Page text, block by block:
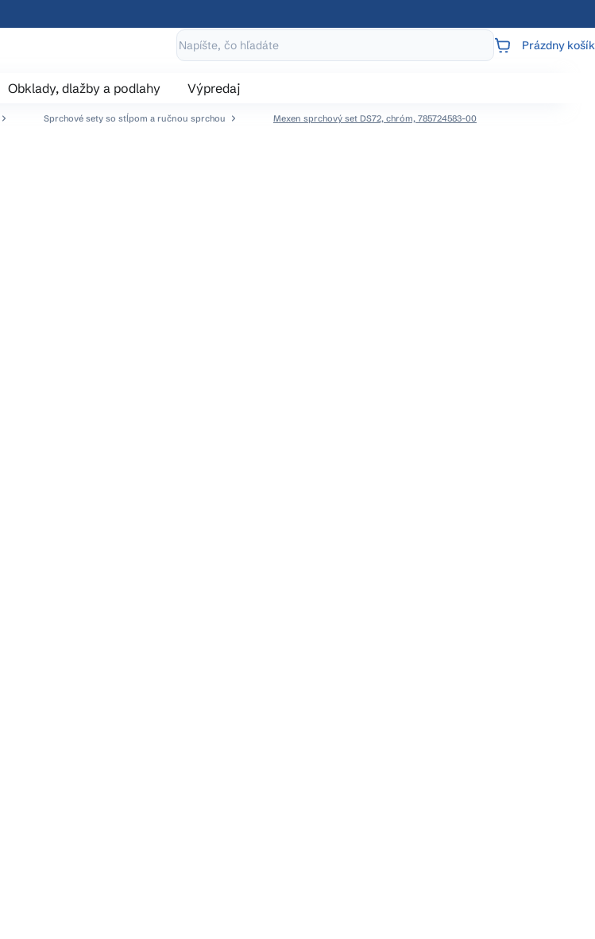
NÁKUPNÝ
Prázdny košík
Obklady, dlažby a podlahy Výpredaj
Sprchové sety so stĺpom a ručnou sprchou Mexen sprchový set DS72, chróm, 785724583-00